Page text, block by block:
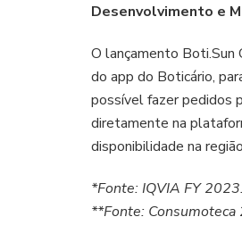
Desenvolvimento e
O lançamento Boti.Sun
do app do Boticário,
possível fazer pedidos
diretamente na
disponibilidade na
*Fonte: IQVIA FY 2023.
**Fonte: Consumoteca